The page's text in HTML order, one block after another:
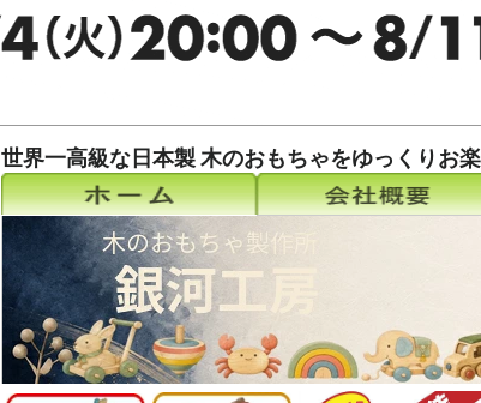
世界一高級な日本製 木のおもちゃをゆっくりお